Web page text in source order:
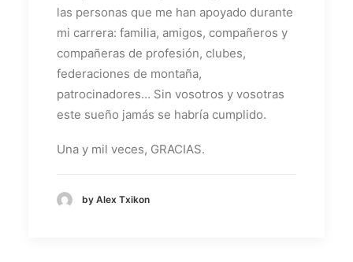
las personas que me han apoyado durante
mi carrera: familia, amigos, compañeros y
compañeras de profesión, clubes,
federaciones de montaña,
patrocinadores… Sin vosotros y vosotras
este sueño jamás se habría cumplido.
Una y mil veces, GRACIAS.
by Alex Txikon